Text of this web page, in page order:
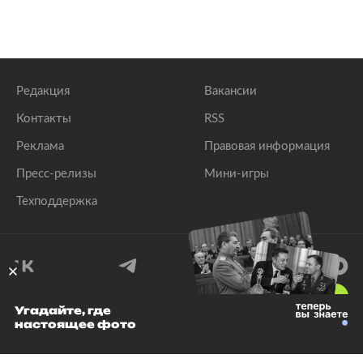
Редакция
Контакты
Реклама
Пресс-релизы
Техподдержка
Вакансии
RSS
Правовая информация
Мини-игры
© 1999–2026 Все права защищены.
Угадайте, где
настоящее фото